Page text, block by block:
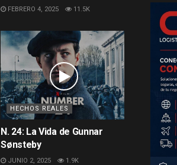
FEBRERO 4, 2025 11.5K
HECHOS REALES
N. 24: La Vida de Gunnar
Sønsteby
JUNIO 2, 2025 1.9K